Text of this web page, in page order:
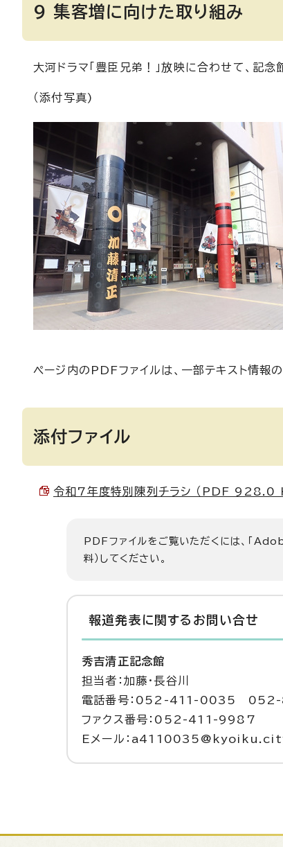
9 集客増に向けた取り組み
大河ドラマ「豊臣兄弟！」放映に合わせて、記
（添付写真)
ページ内のPDFファイルは、一部テキスト情報
添付ファイル
令和7年度特別陳列チラシ （PDF 928.0
PDFファイルをご覧いただくには、「
料）してください。
報道発表に関するお問い合せ
秀吉清正記念館
担当者：加藤・長谷川
電話番号：052-411-0035
ファクス番号：052-411-9987
Eメール：